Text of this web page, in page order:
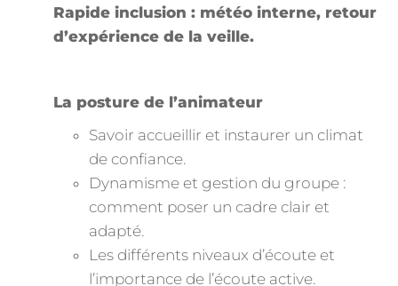
Rapide inclusion : météo interne, retour
d’expérience de la veille.
La posture de l’animateur
Savoir accueillir et instaurer un climat
de confiance.
Dynamisme et gestion du groupe :
comment poser un cadre clair et
adapté.
Les différents niveaux d’écoute et
l’importance de l’écoute active.